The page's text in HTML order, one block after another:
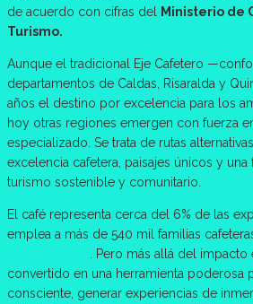
de acuerdo con cifras del
Ministerio de
Turismo.
Aunque el tradicional Eje Cafetero
departamentos de Caldas, Risaralda y
años el destino por excelencia para los
hoy otras regiones emergen con fuerza
especializado. Se trata de rutas
excelencia cafetera, paisajes únicos y una
turismo sostenible y comunitario.
El café representa cerca del 6% de las
emplea a más de 540 mil familias
. Pero más allá del
convertido en una herramienta poderosa
consciente, generar experiencias de